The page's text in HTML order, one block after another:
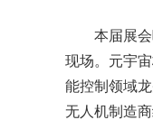
本届展
现场。元宇
能控制领域
无人机制造